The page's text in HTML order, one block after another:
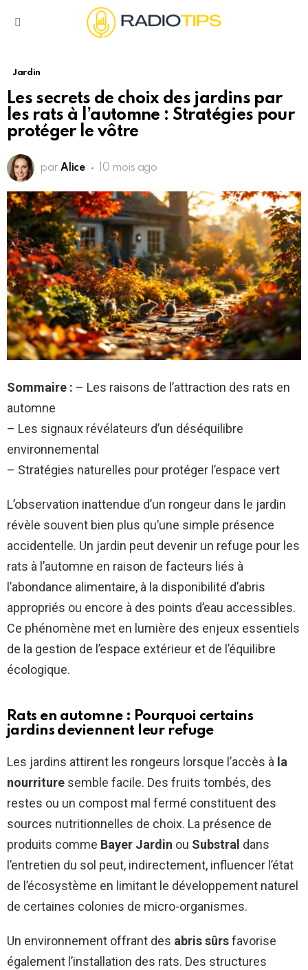
Jardin
Les secrets de choix des jardins par
les rats à l’automne : Stratégies pour
protéger le vôtre
par Alice 10 mois ago
Sommaire : – Les raisons de l’attraction des rats en
automne
– Les signaux révélateurs d’un déséquilibre
environnemental
– Stratégies naturelles pour protéger l’espace vert
L’observation inattendue d’un rongeur dans le jardin
révèle souvent bien plus qu’une simple présence
accidentelle. Un jardin peut devenir un refuge pour les
rats à l’automne en raison de facteurs liés à
l’abondance alimentaire, à la disponibilité d’abris
appropriés ou encore à des points d’eau accessibles.
Ce phénomène met en lumière des enjeux essentiels
de la gestion de l’espace extérieur et de l’équilibre
écologique.
Rats en automne : Pourquoi certains
jardins deviennent leur refuge
Les jardins attirent les rongeurs lorsque l’accès à la
nourriture semble facile. Des fruits tombés, des
restes ou un compost mal fermé constituent des
sources nutritionnelles de choix. La présence de
produits comme Bayer Jardin ou Substral dans
l’entretien du sol peut, indirectement, influencer l’état
de l’écosystème en limitant le développement naturel
de certaines colonies de micro-organismes.
Un environnement offrant des abris sûrsfavorise
également l’installation des rats. Des structures